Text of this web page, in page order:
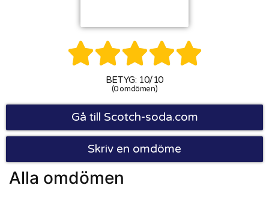

BETYG: 10/10
(0 omdömen)
Gå till Scotch-soda.com
Skriv en omdöme
Alla omdömen